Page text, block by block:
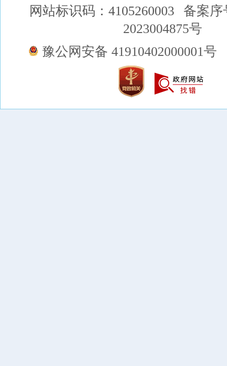
网站标识码：4105260003
备案序
2023004875号
豫公网安备 41910402000001号